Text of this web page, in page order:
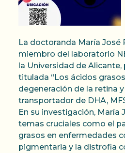
La doctoranda María José
miembro del laboratorio
la Universidad de
titulada “Los ácidos
degeneración de la retina
transportador de DHA,
En su investigación, María
temas cruciales como el
grasos en enfermedades
pigmentaria y la distrofia